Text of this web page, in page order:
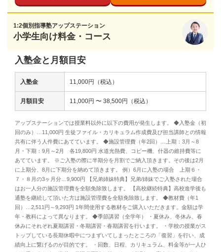
1:2個別指導塾アップステーション
小学生向け料金・コース
入塾金と月額目安
入塾金 11,000円（税込）
月額目安 11,000円 〜 38,500円（税込）
アップステーションでは授業料以外に以下の費用が発生します。 ◆入塾金（初
回のみ）…11,000円 生徒ファイル・カリキュラム作成費及び担当講師との情報
共有に伴う人件費にあてています。 ◆施設管理費（年2回）…上期：3月～8
月・下期：9月～2月 各19,800円 水道光熱費、コピー機、什器の維持費等に
あてています。 ※ご入塾の際に半期分を月割でご納入頂きます。その後は2月
に上期分、8月に下期分を納めて頂きます。 例）6月に入塾の場合 上期６・
７・８月の3ヶ月分…9,900円 【兄弟姉妹特典】兄弟/姉妹でご入塾された場合
はお一人分の施設管理費を全額免除致します。 【高校継続特典】高校進学後も
通塾を継続して頂いた方は施設管理費を全額免除致します。 ◆教材費（年1
回）…2,511円～9,293円 1年間使用する教材をご購入いただきます。金額は学
年・教科によって異なります。 ◆季節講習（全学年） ・夏休み、冬休み、春
休みにそれぞれ夏期講習・冬期講習・春期講習を行います。 ・学校の授業がス
トップしている長期休暇中につまずいてしまったところの「復習」を行い、成
績向上に繋げるのが目的です。 ・回数、日程、カリキュラム、料金等が一人ひ